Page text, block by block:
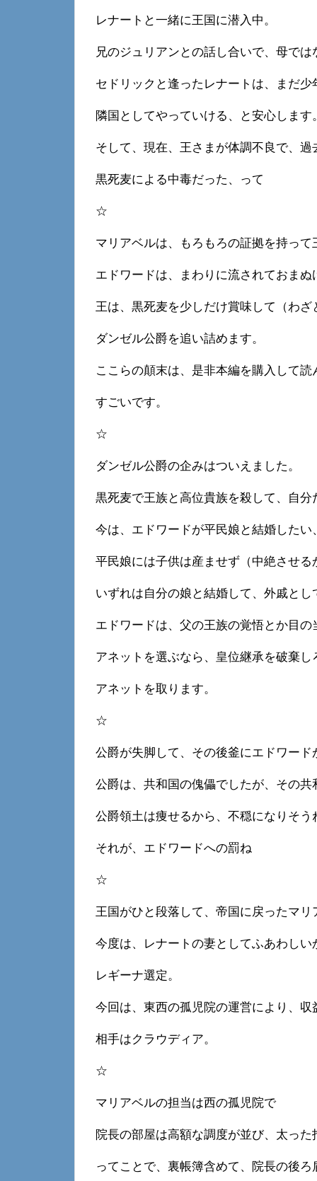
レナートと一緒に王国に潜入中。
兄のジュリアンとの話し合いで、母で
セドリックと逢ったレナートは、まだ
隣国としてやっていける、と安心します
そして、現在、王さまが体調不良で、
黒死麦による中毒だった、って
☆
マリアベルは、もろもろの証拠を持って
エドワードは、まわりに流されておまぬ
王は、黒死麦を少しだけ賞味して（わざ
ダンゼル公爵を追い詰めます。
ここらの顛末は、是非本編を購入して
すごいです。
☆
ダンゼル公爵の企みはついえました。
黒死麦で王族と高位貴族を殺して、自分
今は、エドワードが平民娘と結婚した
平民娘には子供は産ませず（中絶させる
いずれは自分の娘と結婚して、外戚と
エドワードは、父の王族の覚悟とか目の
アネットを選ぶなら、皇位継承を破棄
アネットを取ります。
☆
公爵が失脚して、その後釜にエドワード
公爵は、共和国の傀儡でしたが、その
公爵領土は痩せるから、不穏になりそう
それが、エドワードへの罰ね
☆
王国がひと段落して、帝国に戻ったマリ
今度は、レナートの妻としてふあわし
レギーナ選定。
今回は、東西の孤児院の運営により、収
相手はクラウディア。
☆
マリアベルの担当は西の孤児院で
院長の部屋は高額な調度が並び、太っ
ってことで、裏帳簿含めて、院長の後